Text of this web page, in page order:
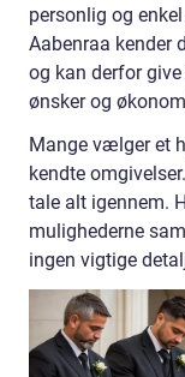
personlig og
Aabenraa kender
og kan derfor
ønsker og
Mange vælger et
kendte
tale alt igennem.
mulighederne
ingen vigtige